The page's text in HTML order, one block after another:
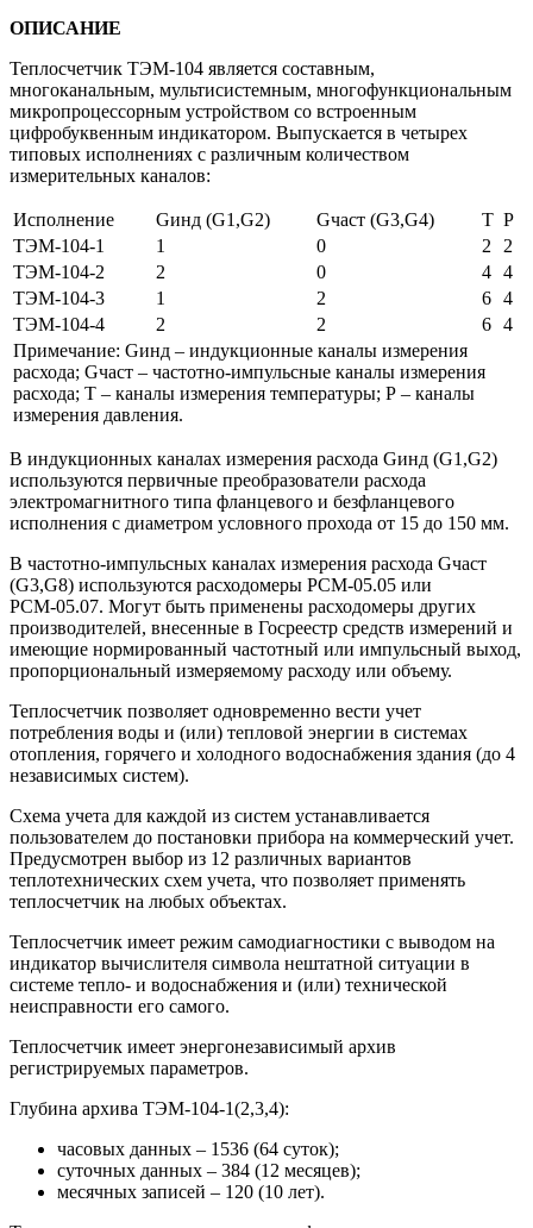
ОПИСАНИЕ
Теплосчетчик ТЭМ-104 является составным,
многоканальным, мультисистемным, многофункциональным
микропроцессорным устройством со встроенным
цифробуквенным индикатором. Выпускается в четырех
типовых исполнениях с различным количеством
измерительных каналов:
Исполнение Gинд (G1,G2) Gчаст (G3,G4) Т Р
ТЭМ-104-1
1 0 2 2
ТЭМ-104-2
2 0 4 4
ТЭМ-104-3
1 2 6 4
ТЭМ-104-4
2 2 6 4
Примечание: Gинд – индукционные каналы измерения
расхода; Gчаст – частотно-импульсные каналы измерения
расхода; Т – каналы измерения температуры; Р – каналы
измерения давления.
В индукционных каналах измерения расхода Gинд (G1,G2)
используются первичные преобразователи расхода
электромагнитного типа фланцевого и безфланцевого
исполнения с диаметром условного прохода от 15 до 150 мм.
В частотно-импульсных каналах измерения расхода Gчаст
(G3,G8) используются расходомеры РСМ-05.05 или
РСМ-05.07. Могут быть применены расходомеры других
производителей, внесенные в Госреестр средств измерений и
имеющие нормированный частотный или импульсный выход,
пропорциональный измеряемому расходу или объему.
Теплосчетчик позволяет одновременно вести учет
потребления воды и (или) тепловой энергии в системах
отопления, горячего и холодного водоснабжения здания (до 4
независимых систем).
Схема учета для каждой из систем устанавливается
пользователем до постановки прибора на коммерческий учет.
Предусмотрен выбор из 12 различных вариантов
теплотехнических схем учета, что позволяет применять
теплосчетчик на любых объектах.
Теплосчетчик имеет режим самодиагностики с выводом на
индикатор вычислителя символа нештатной ситуации в
системе тепло- и водоснабжения и (или) технической
неисправности его самого.
Теплосчетчик имеет энергонезависимый архив
регистрируемых параметров.
Глубина архива ТЭМ-104-1(2,3,4):
часовых данных – 1536 (64 суток);
суточных данных – 384 (12 месяцев);
месячных записей – 120 (10 лет).